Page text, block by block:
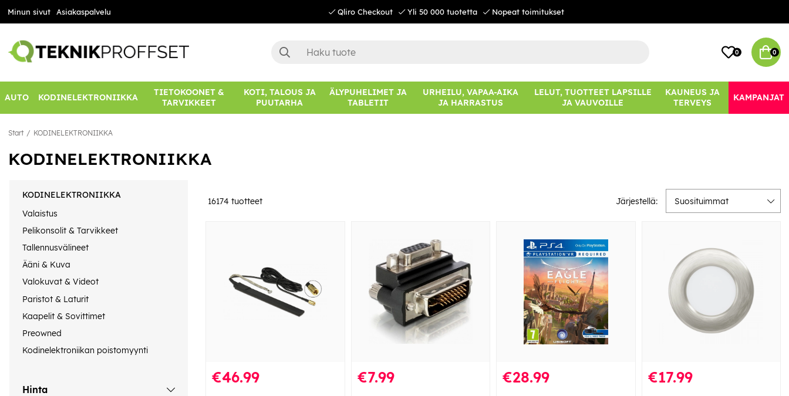
Minun sivut Asiakaspalvelu Qliro Checkout Yli 50 000 tuotetta Nopeat toimitukset
0 0
AUTO KODINELEKTRONIIKKA
TIETOKOONET &
TARVIKKEET
KOTI, TALOUS JA
PUUTARHA
ÄLYPUHELIMET JA
TABLETIT
URHEILU, VAPAA-AIKA
JA HARRASTUS
LELUT, TUOTTEET LAPSILLE
JA VAUVOILLE
KAUNEUS JA
TERVEYS
KAMPANJAT
Start KODINELEKTRONIIKKA
KODINELEKTRONIIKKA
KODINELEKTRONIIKKA
Valaistus
Pelikonsolit & Tarvikkeet
Tallennusvälineet
Ääni & Kuva
Valokuvat & Videot
Paristot & Laturit
Kaapelit & Sovittimet
Preowned
Kodinelektroniikan poistomyynti
Hinta
16174 tuotteet Järjestellä: Suosituimmat
€46.99 €7.99 €28.99 €17.99